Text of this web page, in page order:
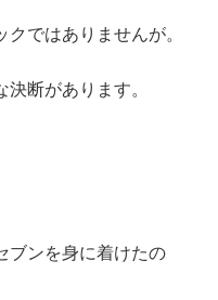
ではありませんが。
断があります。
ブンを身に着けたの